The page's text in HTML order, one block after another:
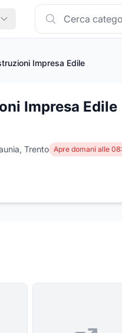
Impresa Edile
Impresa Edile
Trento Apre domani alle